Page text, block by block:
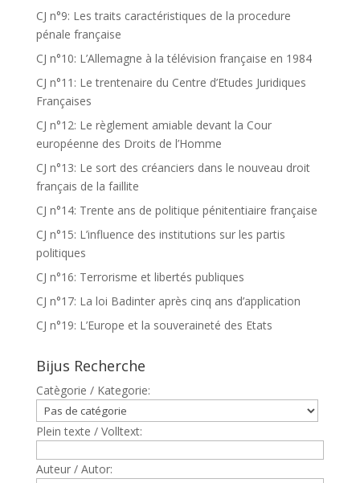
CJ n°9: Les traits caractéristiques de la procedure
pénale française
CJ n°10: L’Allemagne à la télévision française en 1984
CJ n°11: Le trentenaire du Centre d’Etudes Juridiques
Françaises
CJ n°12: Le règlement amiable devant la Cour
européenne des Droits de l’Homme
CJ n°13: Le sort des créanciers dans le nouveau droit
français de la faillite
CJ n°14: Trente ans de politique pénitentiaire française
CJ n°15: L’influence des institutions sur les partis
politiques
CJ n°16: Terrorisme et libertés publiques
CJ n°17: La loi Badinter après cinq ans d’application
CJ n°19: L’Europe et la souveraineté des Etats
Bijus Recherche
Catègorie / Kategorie:
Plein texte / Volltext:
Auteur / Autor: